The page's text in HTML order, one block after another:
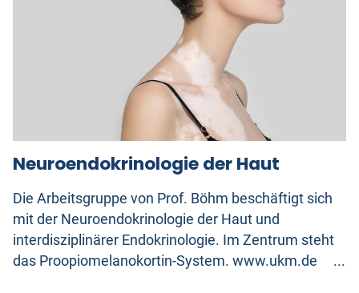
Neuroendokrinologie der Haut
Die Arbeitsgruppe von Prof. Böhm beschäftigt sich
mit der Neuroendokrinologie der Haut und
interdisziplinärer Endokrinologie. Im Zentrum steht
das Proopiomelanokortin-System. www.ukm.de ...